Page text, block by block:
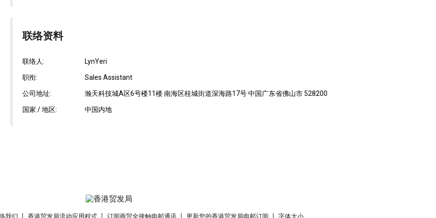
联络资料
联络人: LynYeri
职衔: Sales Assistant
公司地址: 瀚天科技城A区6号楼11楼 南海区桂城街道深海路17号 中国广东省佛山市 528200
国家 / 地区: 中国内地
我们 香港贸发局流动应用程式 订阅商贸全接触电邮通讯 更新您的香港贸发局电邮订阅 字体大小